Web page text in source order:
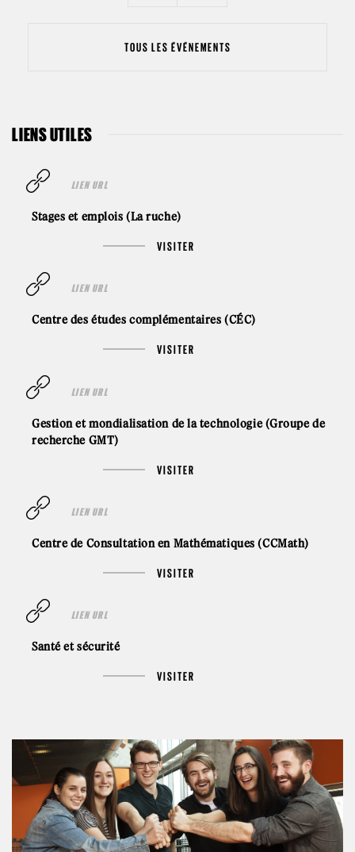
TOUS LES ÉVÉNEMENTS
LIENS UTILES
LIEN URL
Stages et emplois (La ruche)
VISITER
LIEN URL
Centre des études complémentaires (CÉC)
VISITER
LIEN URL
Gestion et mondialisation de la technologie (Groupe de
recherche GMT)
VISITER
LIEN URL
Centre de Consultation en Mathématiques (CCMath)
VISITER
LIEN URL
Santé et sécurité
VISITER